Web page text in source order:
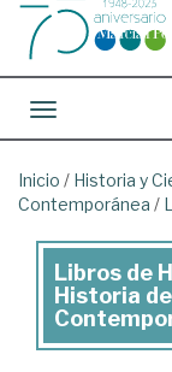
Toggle
Inicio / Historia y
Contemporánea /
Libros
de
Historia
Libros de
Historia de